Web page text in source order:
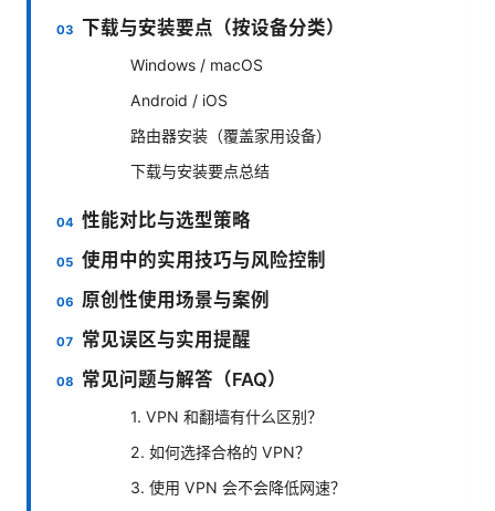
下载与安装要点（按设备分类）
Windows / macOS
Android / iOS
路由器安装（覆盖家用设备）
下载与安装要点总结
性能对比与选型策略
使用中的实用技巧与风险控制
原创性使用场景与案例
常见误区与实用提醒
常见问题与解答（FAQ）
1. VPN 和翻墙有什么区别？
2. 如何选择合格的 VPN？
3. 使用 VPN 会不会降低网速？